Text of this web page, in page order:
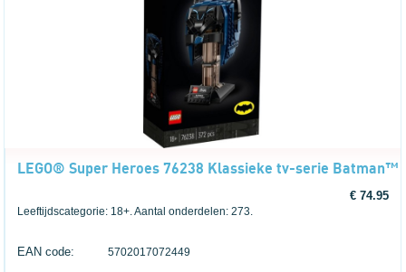
LEGO® Super Heroes 76238 Klassieke tv-serie Batman™
€ 74.95
Leeftijdscategorie: 18+. Aantal onderdelen: 273.
EAN code: 5702017072449